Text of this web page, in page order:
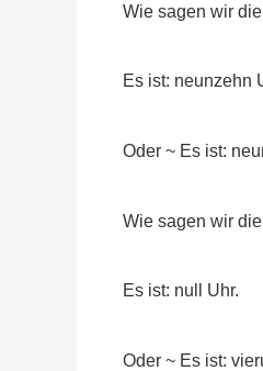
Wie sagen wir
Es ist: neunzehn
Oder ~ Es ist:
Wie sagen wir
Es ist: null Uhr.
Oder ~ Es ist: